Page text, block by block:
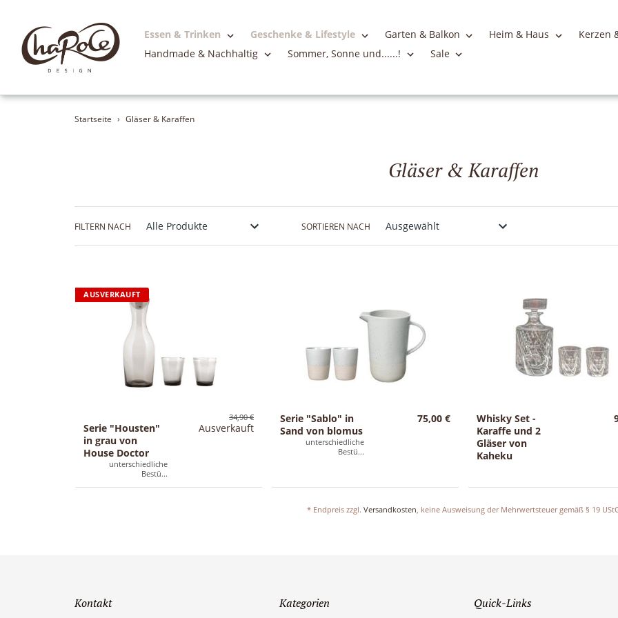
zum
Essen & Trinken Geschenke & Lifestyle Garten & Balkon Heim & Haus
Kerzen
Handmade & Nachhaltig
Sommer, Sonne und......! Sale
Startseite › Gläser & Karaffen
S
m
m
n
Gläser & Karaffen
FILTERN NACH SORTIEREN NACH
AUSVERKAUFT
34,90 €
Serie "Housten"
in grau von
House Doctor
unterschiedliche
Bestü...
Ausverkauft
Serie "Sablo" in
Sand von blomus
unterschiedliche
Bestü...
75,00 €
Whisky Set -
Karaffe und 2
Gläser von
Kaheku
* Endpreis zzgl. Versandkosten , keine Ausweisung der Mehrwertsteuer gemäß § 19
Kontakt Kategorien Quick-Links